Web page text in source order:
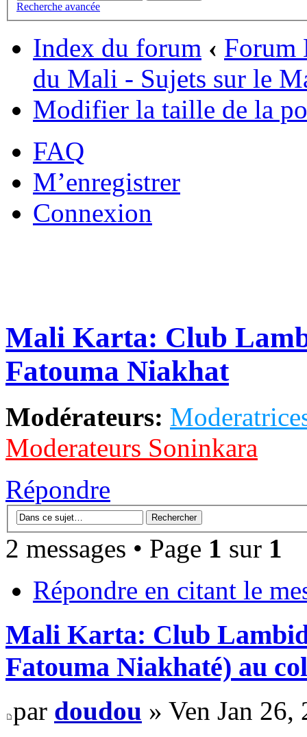
Recherche avancée
Index du forum ‹ Forum
du Mali - Sujets sur le
Modifier la taille de la
FAQ
M’enregistrer
Connexion
Mali Karta: Club
Fatouma Niakhat
Modérateurs:
Moderateurs Soninkara
Répondre
2 messages • Page 1 sur 1
Répondre en citant le
Mali Karta: Club
Fatouma Niakhaté) au
par doudou » Ven Jan 26,